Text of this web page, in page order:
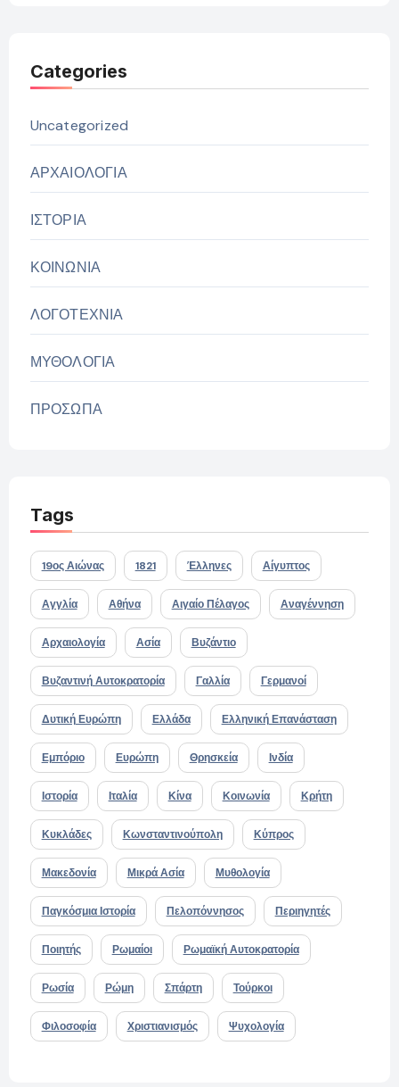
Categories
Uncategorized
ΑΡΧΑΙΟΛΟΓΙΑ
ΙΣΤΟΡΙΑ
ΚΟΙΝΩΝΙΑ
ΛΟΓΟΤΕΧΝΙΑ
ΜΥΘΟΛΟΓΙΑ
ΠΡΟΣΩΠΑ
Tags
19ος Αιώνας 1821 Έλληνες Αίγυπτος
Αγγλία Αθήνα Αιγαίο Πέλαγος Αναγέννηση
Αρχαιολογία Ασία Βυζάντιο
Βυζαντινή Αυτοκρατορία Γαλλία Γερμανοί
Δυτική Ευρώπη Ελλάδα Ελληνική Επανάσταση
Εμπόριο Ευρώπη Θρησκεία Ινδία
Ιστορία Ιταλία Κίνα Κοινωνία Κρήτη
Κυκλάδες Κωνσταντινούπολη Κύπρος
Μακεδονία Μικρά Ασία Μυθολογία
Παγκόσμια Ιστορία Πελοπόννησος Περιηγητές
Ποιητής Ρωμαίοι Ρωμαϊκή Αυτοκρατορία
Ρωσία Ρώμη Σπάρτη Τούρκοι
Φιλοσοφία Χριστιανισμός Ψυχολογία